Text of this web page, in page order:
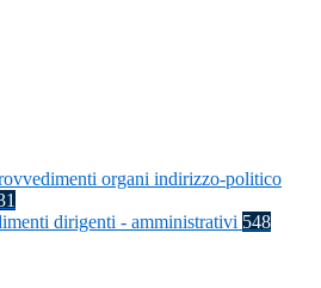
organi indirizzo-politico
dirigenti - amministrativi 548